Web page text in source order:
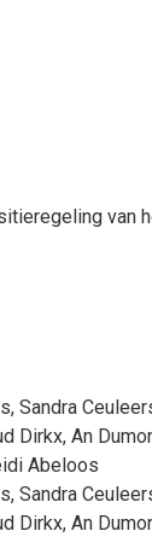
van
, Sandra
Dirkx, An
Abeloos
, Sandra
Dirkx, An